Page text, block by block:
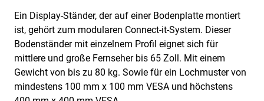
Ein Display-Ständer, der auf einer Bodenplatte montiert
ist, gehört zum modularen Connect-it-System. Dieser
Bodenständer mit einzelnem Profil eignet sich für
mittlere und große Fernseher bis 65 Zoll. Mit einem
Gewicht von bis zu 80 kg. Sowie für ein Lochmuster von
mindestens 100 mm x 100 mm VESA und höchstens